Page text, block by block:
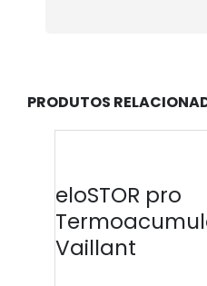
PRODUTOS
eloSTOR pro
Vaillant